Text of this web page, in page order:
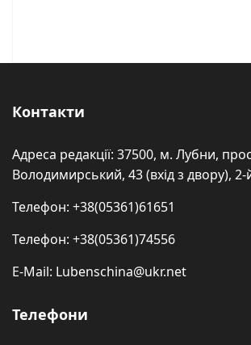
Контакти
Адреса редакції: 37500, м. Лубни,
Володимирський, 43 (вхід з двору),
Телефон: +38(05361)61651
Телефон: +38(05361)74556
E-Mail: Lubenschina@ukr.net
Телефони